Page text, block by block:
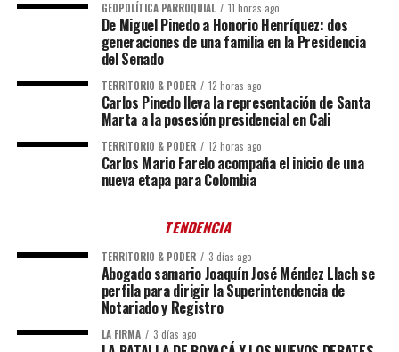
GEOPOLÍTICA PARROQUIAL 11 horas ago
De Miguel Pinedo a Honorio Henríquez: dos
generaciones de una familia en la Presidencia
del Senado
TERRITORIO & PODER 12 horas ago
Carlos Pinedo lleva la representación de Santa
Marta a la posesión presidencial en Cali
TERRITORIO & PODER 12 horas ago
Carlos Mario Farelo acompaña el inicio de una
nueva etapa para Colombia
TENDENCIA
TERRITORIO & PODER 3 días ago
Abogado samario Joaquín José Méndez Llach se
perfila para dirigir la Superintendencia de
Notariado y Registro
LA FIRMA 3 días ago